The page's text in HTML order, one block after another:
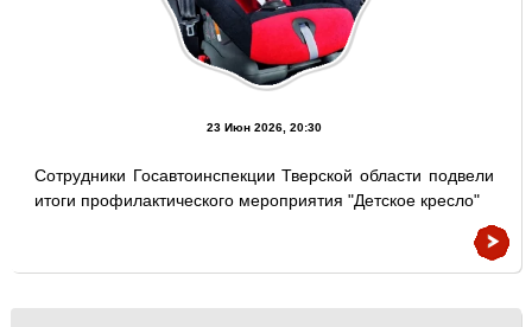
23 Июн 2026, 20:30
Сотрудники Госавтоинспекции Тверской области подвели
итоги профилактического мероприятия "Детское кресло"